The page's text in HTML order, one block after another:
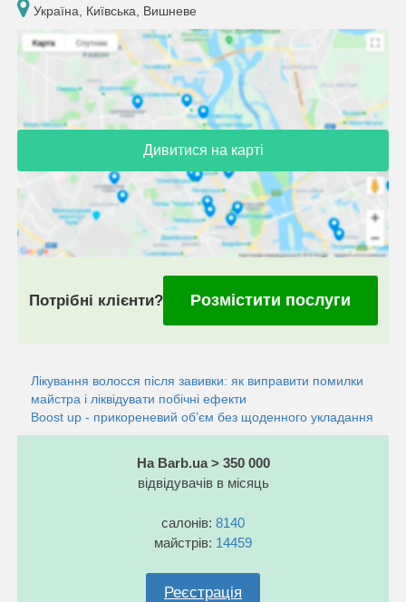
Україна, Київська, Вишневе
Дивитися на карті
Потрібні клієнти? Розмістити послуги
Лікування волосся після завивки: як виправити помилки
майстра і ліквідувати побічні ефекти
Boost up - прикореневий об’єм без щоденного укладання
На Barb.ua > 350 000
відвідувачів в місяць
салонів: 8140
майстрів: 14459
Реєстрація